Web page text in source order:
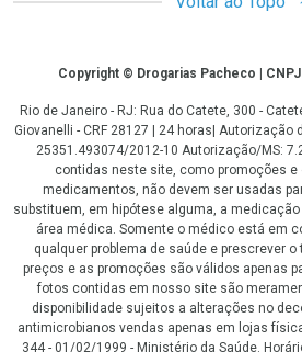
CopyrightCopyright © Drogarias Pacheco |
Rio de Janeiro - RJ: Rua do Catete, 300 -
Giovanelli - CRF 28127 | 24 horas|
25351.493074/2012-10 Autorização/MS:
contidas neste site, como promoções
medicamentos, não devem ser usadas
substituem, em hipótese alguma, a
área médica. Somente o médico está em
qualquer problema de saúde e prescrever
preços e as promoções são válidos apenas
fotos contidas em nosso site são
disponibilidade sujeitos a alterações no
antimicrobianos vendas apenas em lojas
344 - 01/02/1999 - Ministério da Saúde.